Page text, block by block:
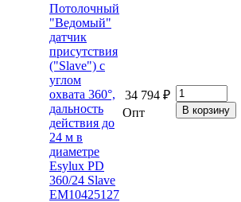
Потолочный
"Ведомый"
датчик
присутствия
("Slave") с
углом
охвата 360°,
дальность
действия до
24 м в
диаметре
Esylux PD
360/24 Slave
EM10425127
34 794 ₽
Опт